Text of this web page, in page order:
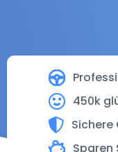
450k
Sichere
Sparen